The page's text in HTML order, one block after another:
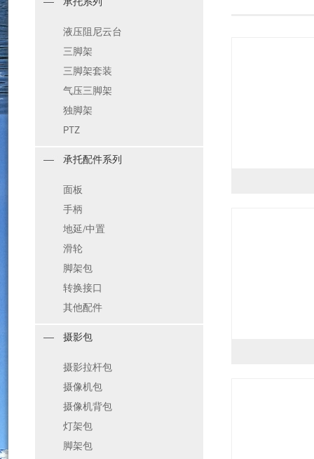
液压阻尼云台
三脚架
三脚架套装
气压三脚架
独脚架
PTZ
承托配件系列
面板
手柄
地延/中置
滑轮
脚架包
转换接口
其他配件
摄影包
摄影拉杆包
摄像机包
摄像机背包
灯架包
脚架包